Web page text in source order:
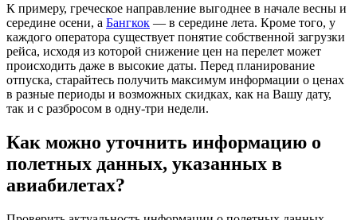
К примеру, греческое направление выгоднее в начале весны и
середине осени, а Бангкок — в середине лета. Кроме того, у
каждого оператора существует понятие собственной загрузки
рейса, исходя из которой снижение цен на перелет может
происходить даже в высокие даты. Перед планирование
отпуска, старайтесь получить максимум информации о ценах
в разные периоды и возможных скидках, как на Вашу дату,
так и с разбросом в одну-три недели.
Как можно уточнить информацию о
полетных данных, указанных в
авиабилетах?